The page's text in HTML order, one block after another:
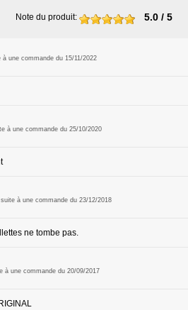
Note du produit: 5.0 / 5
à une commande du 15/11/2022
à une commande du 25/10/2020
suite à une commande du 23/12/2018
ne tombe pas.
à une commande du 20/09/2017